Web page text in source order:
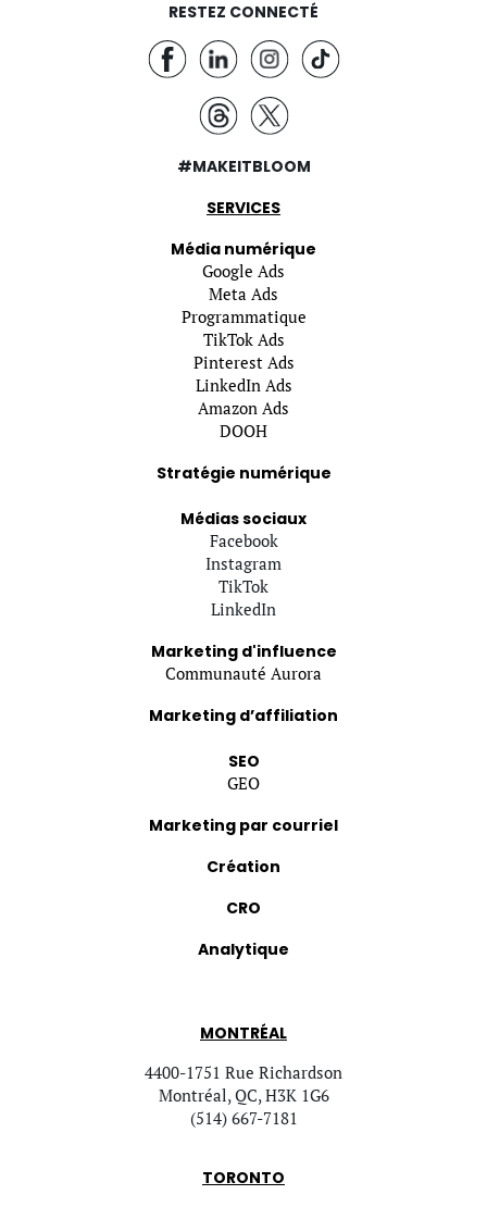
RESTEZ CONNECTÉ
#MAKEITBLOOM
SERVICES
Média numérique
Google Ads
Meta Ads
Programmatique
TikTok Ads
Pinterest Ads
LinkedIn Ads
Amazon Ads
DOOH
Stratégie numérique
Médias sociaux
Facebook
Instagram
TikTok
LinkedIn
Marketing d'influence
Communauté Aurora
Marketing d’affiliation
SEO
GEO
Marketing par courriel
Création
CRO
Analytique
MONTRÉAL
4400-1751 Rue Richardson
Montréal, QC, H3K 1G6
(514) 667-7181
TORONTO